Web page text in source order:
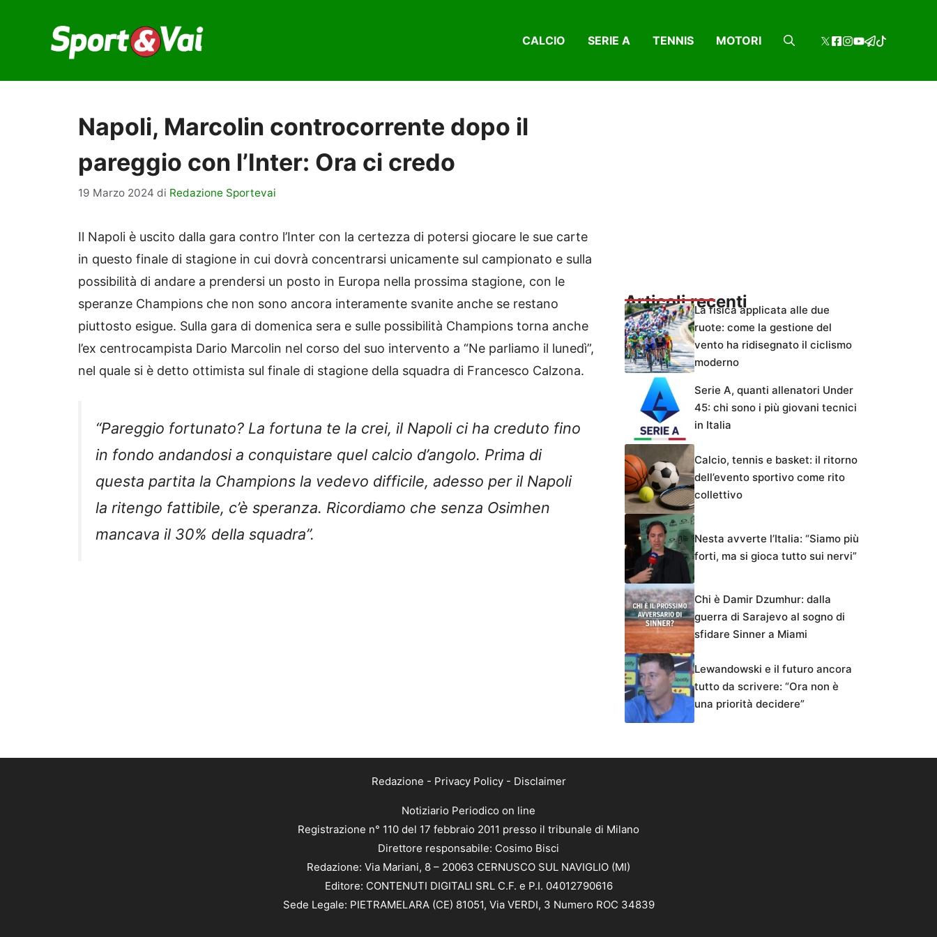
contenuto
CALCIO SERIE A TENNIS MOTORI
Napoli, Marcolin controcorrente dopo il
pareggio con l’Inter: Ora ci credo
19 Marzo 2024 di Redazione Sportevai
Il Napoli è uscito dalla gara contro l’Inter con la certezza di potersi giocare le sue carte
in questo finale di stagione in cui dovrà concentrarsi unicamente sul campionato e sulla
possibilità di andare a prendersi un posto in Europa nella prossima stagione, con le
speranze Champions che non sono ancora interamente svanite anche se restano
piuttosto esigue. Sulla gara di domenica sera e sulle possibilità Champions torna anche
l’ex centrocampista Dario Marcolin nel corso del suo intervento a “Ne parliamo il lunedì”,
nel quale si è detto ottimista sul finale di stagione della squadra di Francesco Calzona.
“Pareggio fortunato? La fortuna te la crei, il Napoli ci ha creduto fino
in fondo andandosi a conquistare quel calcio d’angolo. Prima di
questa partita la Champions la vedevo difficile, adesso per il Napoli
la ritengo fattibile, c’è speranza. Ricordiamo che senza Osimhen
mancava il 30% della squadra”.
Articoli recentiLa fisica applicata alle due
ruote: come la gestione del
vento ha ridisegnato il ciclismo
moderno
Serie A, quanti allenatori Under
45: chi sono i più giovani tecnici
in Italia
Calcio, tennis e basket: il ritorno
dell’evento sportivo come rito
collettivo
Nesta avverte l’Italia: “Siamo più
forti, ma si gioca tutto sui nervi”
Chi è Damir Dzumhur: dalla
guerra di Sarajevo al sogno di
sfidare Sinner a Miami
Lewandowski e il futuro ancora
tutto da scrivere: “Ora non è
una priorità decidere”
Redazione - Privacy Policy- Disclaimer
Notiziario Periodico on line
Registrazione n° 110 del 17 febbraio 2011 presso il tribunale di Milano
Direttore responsabile: Cosimo Bisci
Redazione: Via Mariani, 8 – 20063 CERNUSCO SUL NAVIGLIO (MI)
Editore: CONTENUTI DIGITALI SRL C.F. e P.I. 04012790616
Sede Legale: PIETRAMELARA (CE) 81051, Via VERDI, 3 Numero ROC 34839